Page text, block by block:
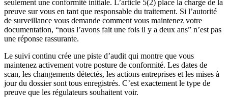
seulement une conformité initiale. L’article 5(2) place la charge de la
preuve sur vous en tant que responsable du traitement. Si l’autorité
de surveillance vous demande comment vous maintenez votre
documentation, “nous l’avons fait une fois il y a deux ans” n’est pas
une réponse rassurante.
Le suivi continu crée une piste d’audit qui montre que vous
maintenez activement votre posture de conformité. Les dates de
scan, les changements détectés, les actions entreprises et les mises à
jour du dossier sont tous enregistrés. C’est exactement le type de
preuve que les régulateurs souhaitent voir.